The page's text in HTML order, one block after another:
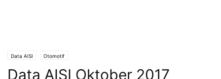
Data AISI Otomotif
Data AISI Oktober 2017